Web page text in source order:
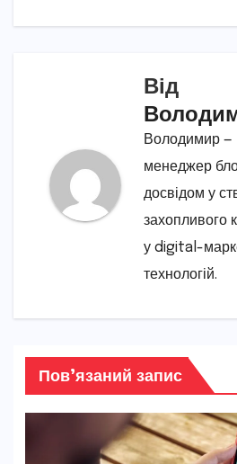
Від
Володимир —
менеджер
досвідом у
захопливого
у digital-
технологій.
Пов’язаний запис